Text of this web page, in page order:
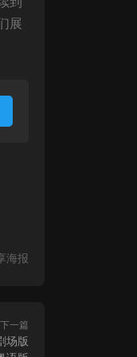
展
海报
下一篇
场版